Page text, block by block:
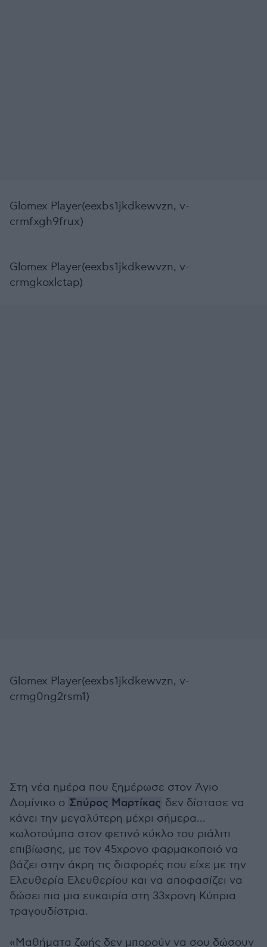
Glomex Player(eexbs1jkdkewvzn, v-
crmfxgh9frux)
Glomex Player(eexbs1jkdkewvzn, v-
crmgkoxlctap)
Glomex Player(eexbs1jkdkewvzn, v-
crmg0ng2rsm1)
Στη νέα ημέρα που ξημέρωσε στον Άγιο
Δομίνικο ο Σπύρος Μαρτίκας δεν δίστασε να
κάνει την μεγαλύτερη μέχρι σήμερα…
κωλοτούμπα στον φετινό κύκλο του ριάλιτι
επιβίωσης, με τον 45χρονο φαρμακοποιό να
βάζει στην άκρη τις διαφορές που είχε με την
Ελευθερία Ελευθερίου και να αποφασίζει να
δώσει πια μια ευκαιρία στη 33χρονη Κύπρια
τραγουδίστρια.
«Μαθήματα ζωής δεν μπορούν να σου δώσουν